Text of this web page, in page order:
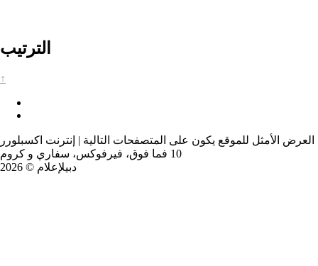
الترتيب
↑
العرض الأمثل للموقع يكون على المتصفحات التالية | إنترنت اكسبلورر
10 فما فوق، فيرفوكس، سفاري و كروم
دبيلإعلام © 2026